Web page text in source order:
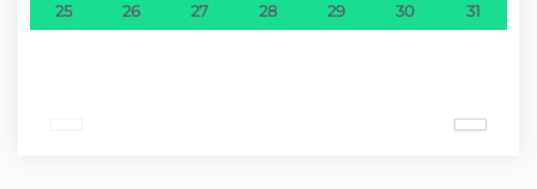
25 26 27 28 29 30 31